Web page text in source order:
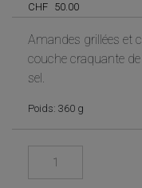
CHF 50.00
Amandes grillées et
couche craquante
sel.
Poids: 360 g